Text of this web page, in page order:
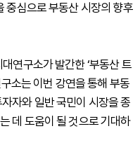
중심으로 부동산 시장의 향후
연구소가 발간한 ‘부동산 트
소는 이번 강연을 통해 부동
자와 일반 국민이 시장을 종
데 도움이 될 것으로 기대하